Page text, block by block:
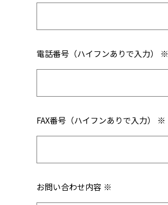
電話番号（ハイフンありで入力） ※
FAX番号（ハイフンありで入力） ※
お問い合わせ内容 ※